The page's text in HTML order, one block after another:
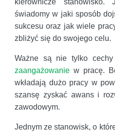
kierownicze
świadomy w jaki sposób
sukcesu oraz jak wiele
zbliżyć się do swojego celu.
Ważne są nie tylko
zaangażowanie w pracę.
wkładają dużo pracy w
szansę zyskać awans i
zawodowym.
Jednym ze stanowisk, o